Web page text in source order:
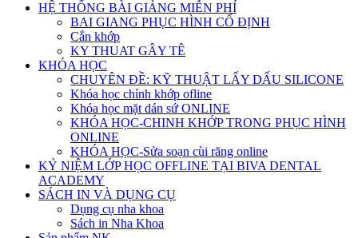
HỆ THỐNG BÀI GIẢNG MIỄN PHÍ
BAI GIANG PHỤC HÌNH CỐ ĐỊNH
Cắn khớp
KY THUAT GÂY TÊ
KHÓA HỌC
CHUYÊN ĐỀ: KỸ THUẬT LẤY DẤU SILICONE
Khóa học chỉnh khớp ofline
Khóa học mặt dán sứ ONLINE
KHÓA HỌC-CHINH KHỚP TRONG PHỤC HÌNH
ONLINE
KHÓA HỌC-Sửa soạn cùi răng online
KỶ NIỆM LỚP HỌC OFFLINE TẠI BIVA DENTAL
ACADEMY
SÁCH IN VÀ DỤNG CỤ
Dụng cụ nha khoa
Sách in Nha Khoa